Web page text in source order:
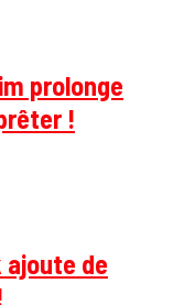
prolonge
!
ajoute de